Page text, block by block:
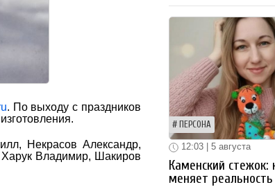
. По выходу с праздников
Некрасов Александр,
Владимир, Шакиров
ПЕРСОНА
12:03 | 5 августа
Каменский стежок:
меняет реальность